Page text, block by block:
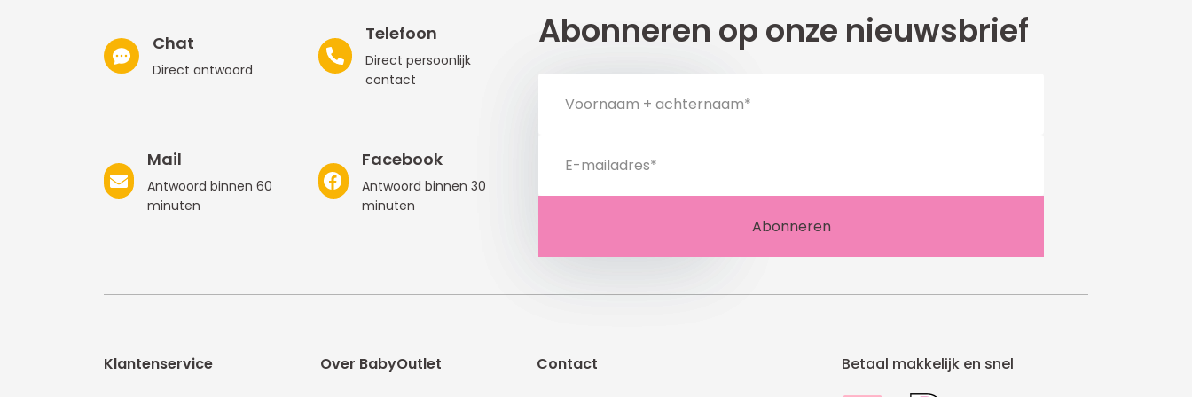
Chat
Direct antwoord
Telefoon
Direct persoonlijk
contact
Mail
Antwoord binnen 60
minuten
Facebook
Antwoord binnen 30
minuten
Abonneren op onze nieuwsbrief
Klantenservice Over BabyOutlet Contact Betaal makkelijk en snel